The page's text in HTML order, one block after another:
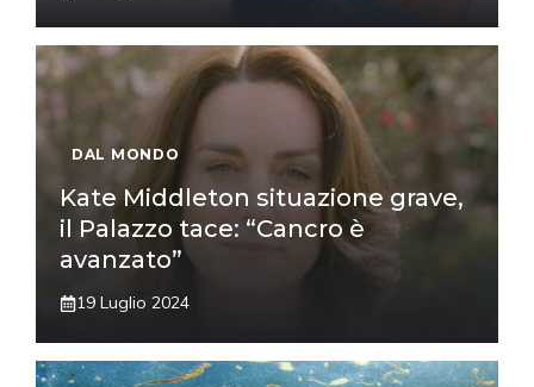
DAL MONDO
Kate Middleton situazione grave,
il Palazzo tace: “Cancro è
avanzato”
19 Luglio 2024